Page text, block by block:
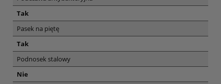
Tak
Pasek na piętę
Tak
Podnosek stalowy
Nie